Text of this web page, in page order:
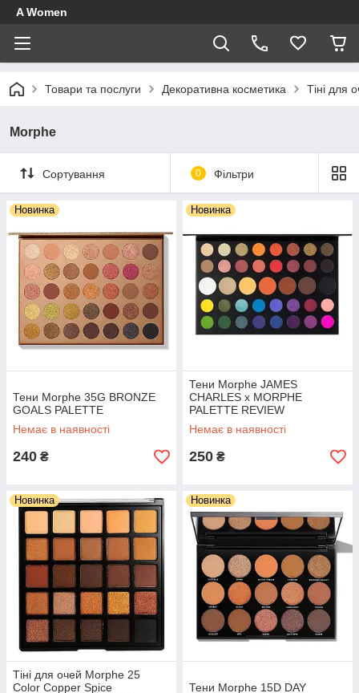
A Women
Товари та послуги Декоративна косметика Тіні для
Morphe
Сортування 0 Фільтри
Новинка
Тени Morphe 35G BRONZE
GOALS PALETTE
Немає в наявності
240 ₴
Новинка
Тени Morphe JAMES
CHARLES x MORPHE
PALETTE REVIEW
Немає в наявності
250 ₴
Новинка
Тіні для очей Morphe 25
Color Copper Spice
Новинка
Тени Morphe 15D DAY